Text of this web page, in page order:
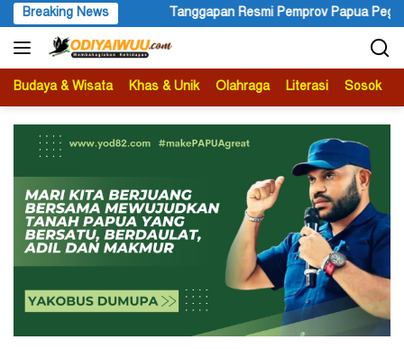
Langsung
ke
konten
Breaking News
Papua Pegunungan Pasca Gubernur Dr John Tabo Diadukan
Budaya & Wisata Khas & Unik Olahraga Literasi Sosok